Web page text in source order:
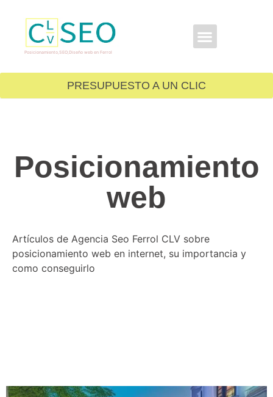
Posicionamiento,SEO,Diseño web en Ferrol
PRESUPUESTO A UN CLIC
Posicionamiento
web
Artículos de Agencia Seo Ferrol CLV sobre
posicionamiento web en internet, su importancia y
como conseguirlo